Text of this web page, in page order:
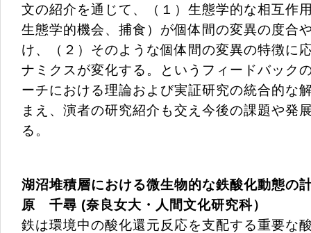
文の紹介を通じて、（１）生態学的な相互作
生態学的機会、捕食）が個体間の変異の度合
け、（２）そのような個体間の変異の特徴に
ナミクスが変化する。というフィードバック
ーチにおける理論および実証研究の統合的な
まえ、演者の研究紹介も交え今後の課題や発
る。
湖沼堆積層における微生物的な鉄酸化動態の
原 千尋 (奈良女大・人間文化研究科）
鉄は環境中の酸化還元反応を支配する重要な